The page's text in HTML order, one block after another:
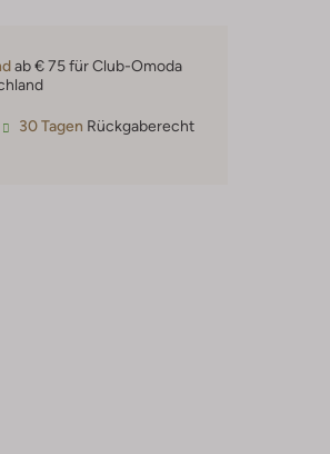
ab € 75 für Club-Omoda
30 Tagen Rückgaberecht